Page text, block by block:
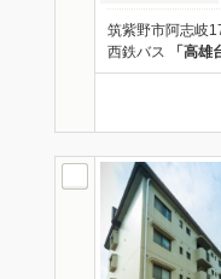
筑紫野市阿志岐
西鉄バス 「高雄